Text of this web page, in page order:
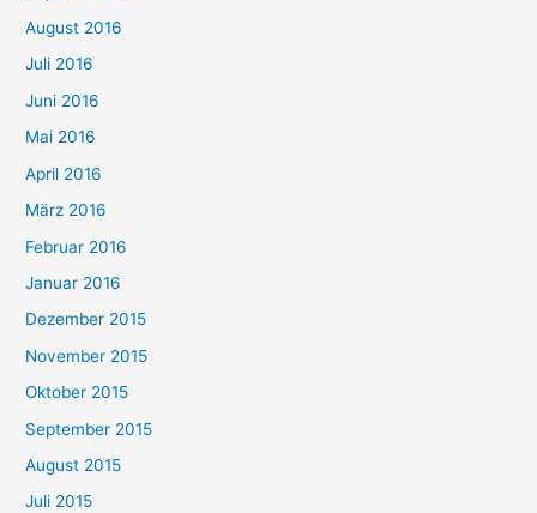
August 2016
Juli 2016
Juni 2016
Mai 2016
April 2016
März 2016
Februar 2016
Januar 2016
Dezember 2015
November 2015
Oktober 2015
September 2015
August 2015
Juli 2015